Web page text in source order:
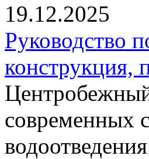
19.12.2025
Руководство
конструкция,
современных